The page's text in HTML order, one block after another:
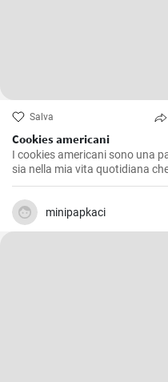
Salva
Cookies americani
I cookies americani sono una
sia nella mia vita quotidiana
Questa ricetta che voglio
numerosi esperimenti in
sapore perfetti. Dopo aver
offrire la mia versione che
minipapkaci